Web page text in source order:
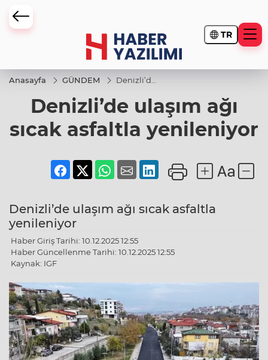
TR
Anasayfa GÜNDEM
Denizli’de
asfaltla
Denizli’de ulaşım ağı
sıcak asfaltla yenileniyor
Denizli’de ulaşım ağı sıcak asfaltla
yenileniyor
Haber Giriş Tarihi: 10.12.2025 12:55
Haber Güncellenme Tarihi: 10.12.2025 12:55
Kaynak: IGF